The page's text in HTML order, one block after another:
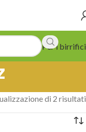
Per i birrifici
di 2 risultati